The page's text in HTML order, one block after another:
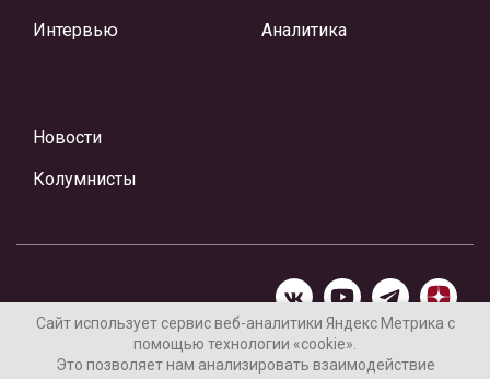
Интервью
Аналитика
Новости
Колумнисты
Материалы предоставлены редакцией Интернет-газеты
«Ваши новости»
Сайт использует сервис веб-аналитики Яндекс Метрика с
помощью технологии «cookie».
Это позволяет нам анализировать взаимодействие